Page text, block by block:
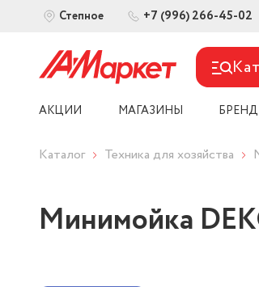
Степное +7 (996) 266-45-02
АКЦИИ МАГАЗИНЫ
Каталог Техника для хозяйства
Минимойка